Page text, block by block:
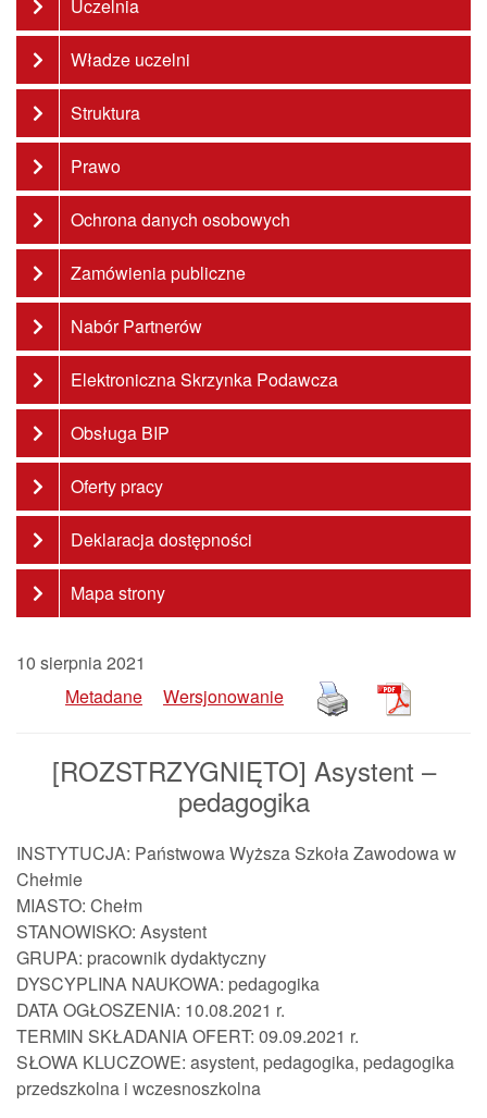
Uczelnia
Władze uczelni
Struktura
Prawo
Ochrona danych osobowych
Zamówienia publiczne
Nabór Partnerów
Elektroniczna Skrzynka Podawcza
Obsługa BIP
Oferty pracy
Deklaracja dostępności
Mapa strony
10 sierpnia 2021
Metadane
Wersjonowanie
[ROZSTRZYGNIĘTO] Asystent –
pedagogika
INSTYTUCJA: Państwowa Wyższa Szkoła Zawodowa w
Chełmie
MIASTO: Chełm
STANOWISKO: Asystent
GRUPA: pracownik dydaktyczny
DYSCYPLINA NAUKOWA: pedagogika
DATA OGŁOSZENIA: 10.08.2021 r.
TERMIN SKŁADANIA OFERT: 09.09.2021 r.
SŁOWA KLUCZOWE: asystent, pedagogika, pedagogika
przedszkolna i wczesnoszkolna